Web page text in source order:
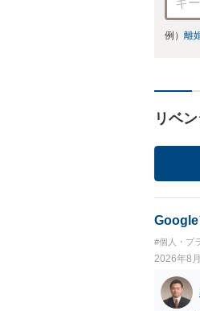
例） 離
リベ
Google
#個人・プ
2026年8